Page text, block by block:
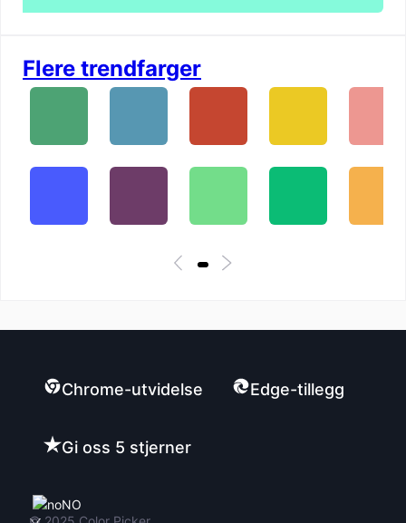
Flere trendfarger
Chrome-utvidelse Edge-tillegg
Gi oss 5 stjerner
NO